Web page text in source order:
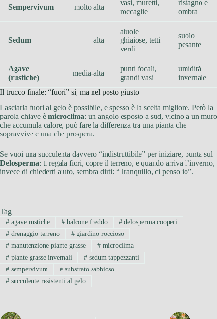
Sempervivum molto alta
vasi, muretti,
roccaglie
ristagno e
ombra
Sedum alta
aiuole
ghiaiose, tetti
verdi
suolo
pesante
Agave
(rustiche)
media-alta
punti focali,
grandi vasi
umidità
invernale
Il trucco finale: “fuori” sì, ma nel posto giusto
Lasciarla fuori al gelo è possibile, e spesso è la scelta migliore. Però la
parola chiave è microclima: un angolo esposto a sud, vicino a un muro
che accumula calore, può fare la differenza tra una pianta che
sopravvive e una che prospera.
Se vuoi una succulenta davvero “indistruttibile” per iniziare, punta sul
Delosperma: ti regala fiori, copre il terreno, e quando arriva l’inverno,
invece di chiederti aiuto, sembra dirti: “Tranquillo, ci penso io”.
Tag
#agave rustiche #balcone freddo # delosperma cooperi
#drenaggio terreno #giardino roccioso
#manutenzione piante grasse #microclima
#piante grasse invernali #sedum tappezzanti
#sempervivum #substrato sabbioso
#succulente resistenti al gelo